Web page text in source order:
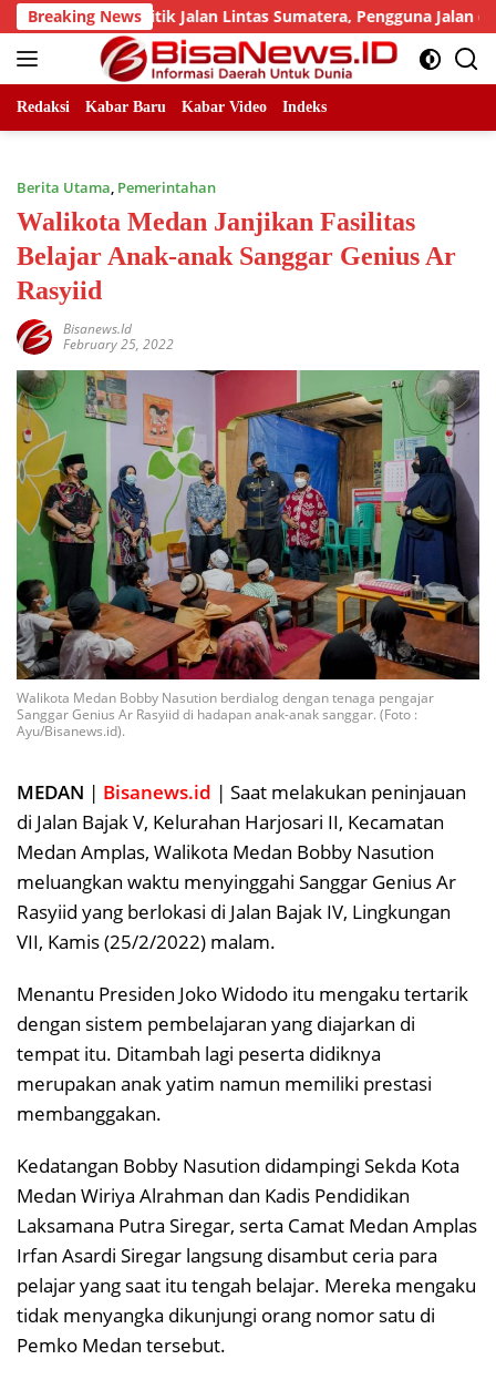
Skip
to
content
Breaking News
Titik Jalan Lintas Sumatera, Pengguna Jalan diimbau
Redaksi Kabar Baru Kabar Video Indeks
Berita Utama, Pemerintahan
Walikota Medan Janjikan Fasilitas
Belajar Anak-anak Sanggar Genius Ar
Rasyiid
Bisanews.id
February 25, 2022
Walikota Medan Bobby Nasution berdialog dengan tenaga pengajar
Sanggar Genius Ar Rasyiid di hadapan anak-anak sanggar. (Foto :
Ayu/Bisanews.id).
MEDAN | Bisanews.id | Saat melakukan peninjauan
di Jalan Bajak V, Kelurahan Harjosari II, Kecamatan
Medan Amplas, Walikota Medan Bobby Nasution
meluangkan waktu menyinggahi Sanggar Genius Ar
Rasyiid yang berlokasi di Jalan Bajak IV, Lingkungan
VII, Kamis (25/2/2022) malam.
Menantu Presiden Joko Widodo itu mengaku tertarik
dengan sistem pembelajaran yang diajarkan di
tempat itu. Ditambah lagi peserta didiknya
merupakan anak yatim namun memiliki prestasi
membanggakan.
Kedatangan Bobby Nasution didampingi Sekda Kota
Medan Wiriya Alrahman dan Kadis Pendidikan
Laksamana Putra Siregar, serta Camat Medan Amplas
Irfan Asardi Siregar langsung disambut ceria para
pelajar yang saat itu tengah belajar. Mereka mengaku
tidak menyangka dikunjungi orang nomor satu di
Pemko Medan tersebut.